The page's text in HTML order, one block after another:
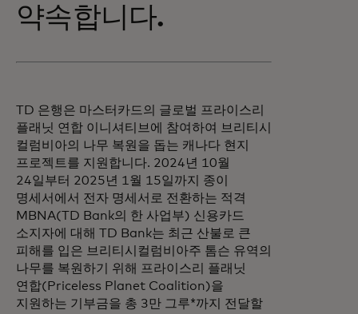
약속합니다.
TD 은행은 마스터카드의 글로벌 프라이스리
플래닛 연합 이니셔티브에 참여하여 브리티시
컬럼비아의 나무 복원을 돕는 캐나다 현지
프로젝트를 지원합니다. 2024년 10월
24일부터 2025년 1월 15일까지 종이
명세서에서 전자 명세서로 전환하는 적격
MBNA(TD Bank의 한 사업부) 신용카드
소지자에 대해 TD Bank는 최근 산불로 큰
피해를 입은 브리티시컬럼비아주 톰슨 유역의
나무를 복원하기 위해 프라이스리 플래닛
연합(Priceless Planet Coalition)을
지원하는 기부금을 총 3만 그루*까지 전달할